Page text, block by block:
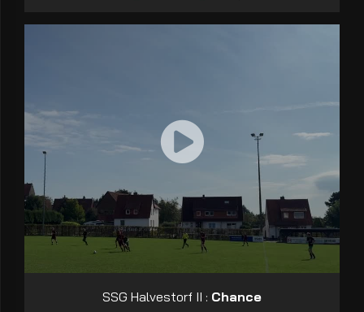
SSG Halvestorf II : Chance